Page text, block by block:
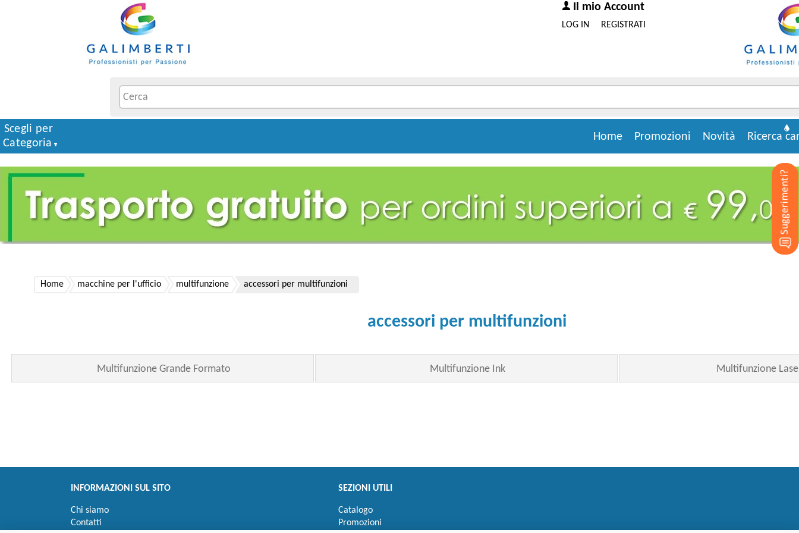
Il mio Account
REGISTRATI
LOG IN
Ricerca
Novità
Promozioni
Home
Scegli per
Categoria
Home macchine per l'ufficio multifunzione accessori per multifunzioni
accessori per multifunzioni
Multifunzione Grande Formato Multifunzione Ink Multifunzione
INFORMAZIONI SUL SITO
Chi siamo
Contatti
SEZIONI UTILI
Catalogo
Promozioni